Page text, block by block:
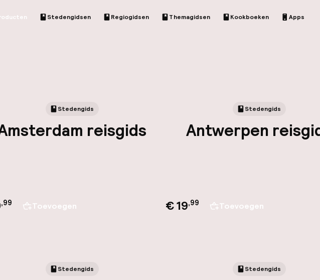
Stedengidsen Regiogidsen Themagidsen Kookboeken Apps
Stedengids
reisgids
,99 Toevoegen
Stedengids
Antwerpen
€ 19,99 Toevoegen
Stedengids Stedengids